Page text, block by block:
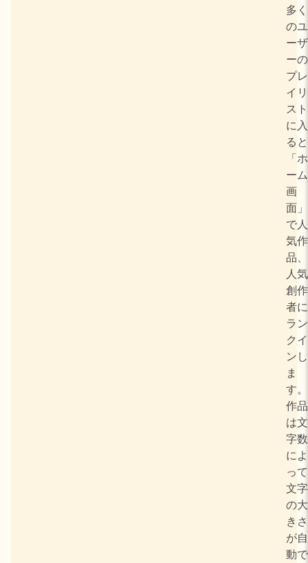
多く
のユ
ーザ
ーの
プレ
イリ
スト
に入
ると
「ホ
ーム
画
面」
で人
気作
品、
人気
創作
者に
ラン
クイ
ンし
ま
す。
作品
は文
字数
によ
って
文字
の大
きさ
が自
動で